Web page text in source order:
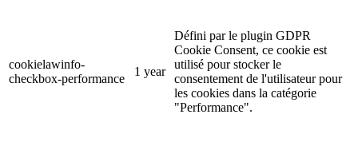
cookielawinfo-
checkbox-performance
1 year
Défini par le plugin GDPR
Cookie Consent, ce cookie est
utilisé pour stocker le
consentement de l'utilisateur pour
les cookies dans la catégorie
"Performance".